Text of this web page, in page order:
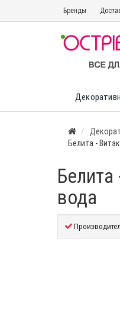
Бренды
Белита -
вода